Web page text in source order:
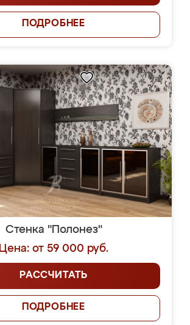
ПОДРОБНЕЕ
Стенка "Полонез"
Цена: от 59 000 руб.
РАССЧИТАТЬ
ПОДРОБНЕЕ